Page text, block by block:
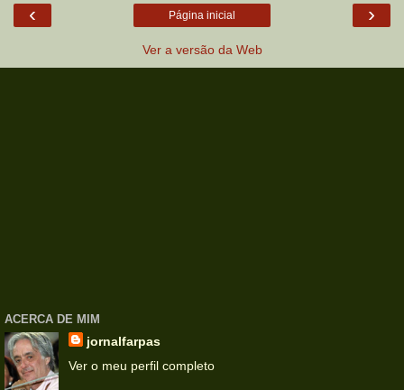
‹ ›
Página inicial
Ver a versão da Web
ACERCA DE MIM
jornalfarpas
Ver o meu perfil completo